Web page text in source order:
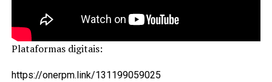
Plataformas digitais:
https://onerpm.link/131199059025